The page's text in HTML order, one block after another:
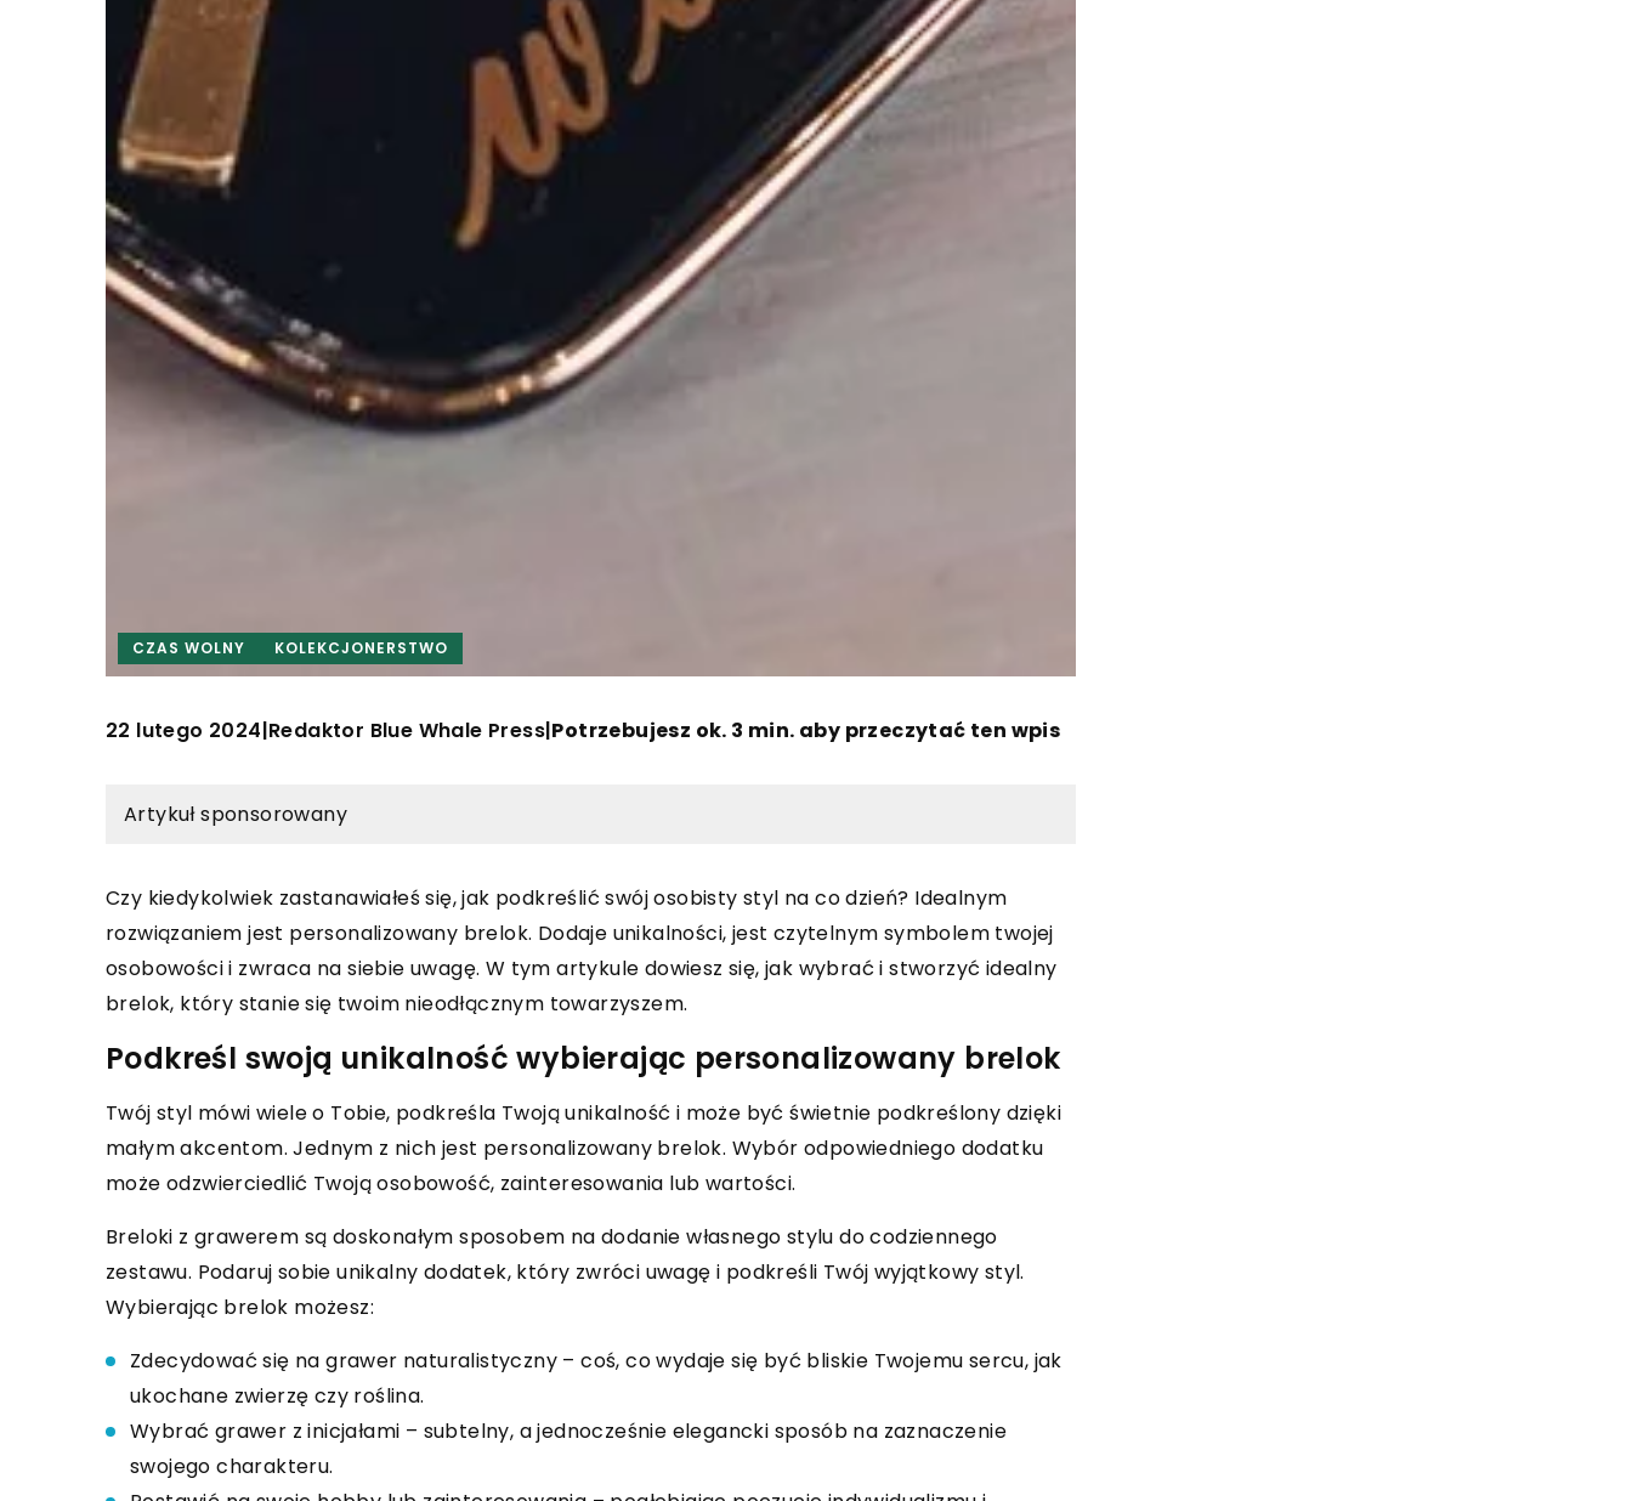
CZAS WOLNY KOLEKCJONERSTWO
22 lutego 2024|Redaktor Blue Whale Press|Potrzebujesz ok. 3 min. aby przeczytać ten wpis
Artykuł sponsorowany
Czy kiedykolwiek zastanawiałeś się, jak podkreślić swój osobisty styl na co dzień? Idealnym
rozwiązaniem jest personalizowany brelok. Dodaje unikalności, jest czytelnym symbolem twojej
osobowości i zwraca na siebie uwagę. W tym artykule dowiesz się, jak wybrać i stworzyć idealny
brelok, który stanie się twoim nieodłącznym towarzyszem.
Podkreśl swoją unikalność wybierając personalizowany brelok
Twój styl mówi wiele o Tobie, podkreśla Twoją unikalność i może być świetnie podkreślony dzięki
małym akcentom. Jednym z nich jest personalizowany brelok. Wybór odpowiedniego dodatku
może odzwierciedlić Twoją osobowość, zainteresowania lub wartości.
Breloki z grawerem są doskonałym sposobem na dodanie własnego stylu do codziennego
zestawu. Podaruj sobie unikalny dodatek, który zwróci uwagę i podkreśli Twój wyjątkowy styl.
Wybierając brelok możesz:
Zdecydować się na grawer naturalistyczny – coś, co wydaje się być bliskie Twojemu sercu, jak
ukochane zwierzę czy roślina.
Wybrać grawer z inicjałami – subtelny, a jednocześnie elegancki sposób na zaznaczenie
swojego charakteru.